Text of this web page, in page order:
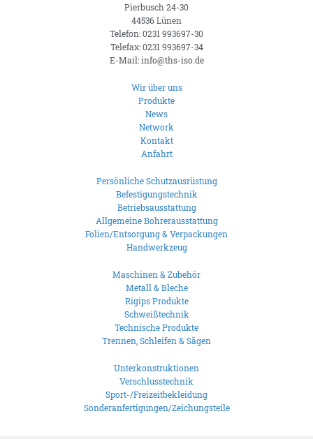
Pierbusch 24-30
44536 Lünen
Telefon: 0231 993697-30
Telefax: 0231 993697-34
E-Mail: info@ths-iso.de
Wir über uns
Produkte
News
Network
Kontakt
Anfahrt
Persönliche Schutzausrüstung
Befestigungstechnik
Betriebsausstattung
Allgemeine Bohrerausstattung
Folien/Entsorgung & Verpackungen
Handwerkzeug
Maschinen & Zubehör
Metall & Bleche
Rigips Produkte
Schweißtechnik
Technische Produkte
Trennen, Schleifen & Sägen
Unterkonstruktionen
Verschlusstechnik
Sport-/Freizeitbekleidung
Sonderanfertigungen/Zeichungsteile